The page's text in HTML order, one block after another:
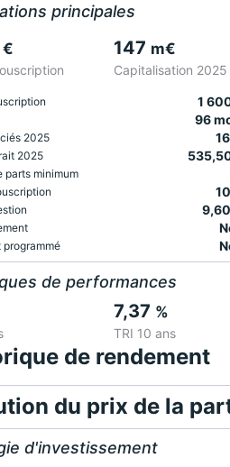
principales
€ 147 m€
Capitalisation 2025
1
96
2025
2025
parts minimum
programmé
de performances
7,37 %
TRI 10 ans
de rendement
du prix de la
d'investissement